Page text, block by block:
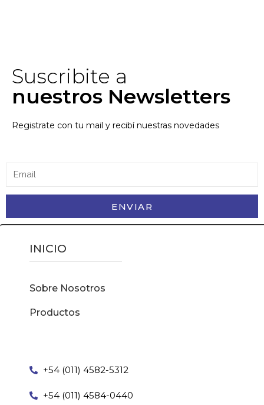
Suscribite a
nuestros Newsletters
Registrate con tu mail y recibí nuestras novedades
ENVIAR
INICIO
Sobre Nosotros
Productos
+54 (011) 4582-5312
+54 (011) 4584-0440